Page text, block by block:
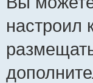
настроил